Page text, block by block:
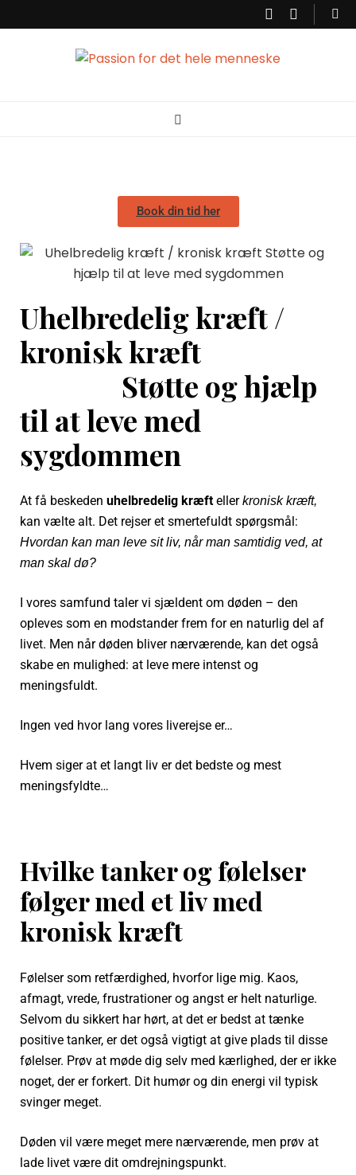
hele menneske
bedre balance, ro og energi.
Book din tid her
Uhelbredelig kræft /
kronisk kræft
Støtte og hjælp
til at leve med
sygdommen
At få beskeden uhelbredelig kræftellerkronisk kræft,
kan vælte alt. Det rejser et smertefuldt spørgsmål:
Hvordan kan man leve sit liv, når man samtidig ved, at
man skal dø?
I vores samfund taler vi sjældent om døden – den
opleves som en modstander frem for en naturlig del af
livet. Men når døden bliver nærværende, kan det også
skabe en mulighed: at leve mere intenst og
meningsfuldt.
Ingen ved hvor lang vores liverejse er…
Hvem siger at et langt liv er det bedste og mest
meningsfyldte…
Hvilke tanker og følelser
følger med et liv med
kronisk kræft
Følelser som retfærdighed, hvorfor lige mig. Kaos,
afmagt, vrede, frustrationer og angst er helt naturlige.
Selvom du sikkert har hørt, at det er bedst at tænke
positive tanker, er det også vigtigt at give plads til disse
følelser. Prøv at møde dig selv med kærlighed, der er ikke
noget, der er forkert. Dit humør og din energi vil typisk
svinger meget.
Døden vil være meget mere nærværende, men prøv at
lade livet være dit omdrejningspunkt.